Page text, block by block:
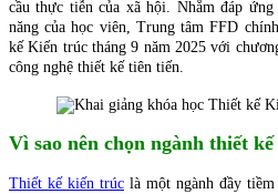
cầu thực tiễn của xã hội. Nhằm đáp
năng của học viên, Trung tâm FFD
kế Kiến trúc tháng 9 năm 2025 với
công nghệ thiết kế tiên tiến.
Vì sao nên chọn ngành thiết
Thiết kế kiến trúc là một ngành đầy